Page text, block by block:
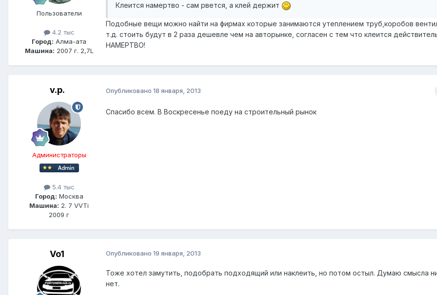
Пользователи
4.2 тыс
Город: Алма-ата
Машина: 2007 г. 2,7L
Клеится намертво - сам рвется, а клей держит
Подобные вещи можно найти на фирмах которые занимаются утеплением труб,коробов
т.д. стоить будут в 2 раза дешевле чем на авторынке, согласен с тем что клеится
НАМЕРТВО!
v.p.
Администраторы
5.4 тыс
Город: Москва
Машина: 2. 7 VVTi
2009 г
Опубликовано 18 января, 2013
Спасибо всем. В Воскресенье поеду на строительный рынок
Vo1 Опубликовано 19 января, 2013
Тоже хотел замутить, подобрать подходящий или наклеить, но потом остыл. Думаю смысла
нет.